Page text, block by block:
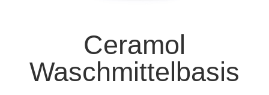
Ceramol
Waschmittelbasis